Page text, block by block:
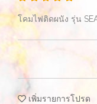
โคมไฟติดผนัง รุ่น
เพิ่มรายการโปรด